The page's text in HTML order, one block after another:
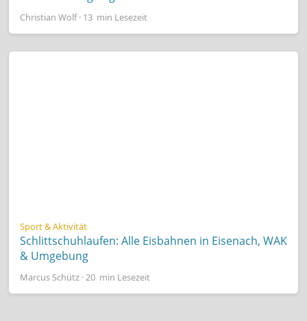
Christian Wolf · 13 min Lesezeit
Sport & Aktivität
Schlittschuhlaufen: Alle Eisbahnen in Eisenach, WAK
& Umgebung
Marcus Schütz · 20 min Lesezeit